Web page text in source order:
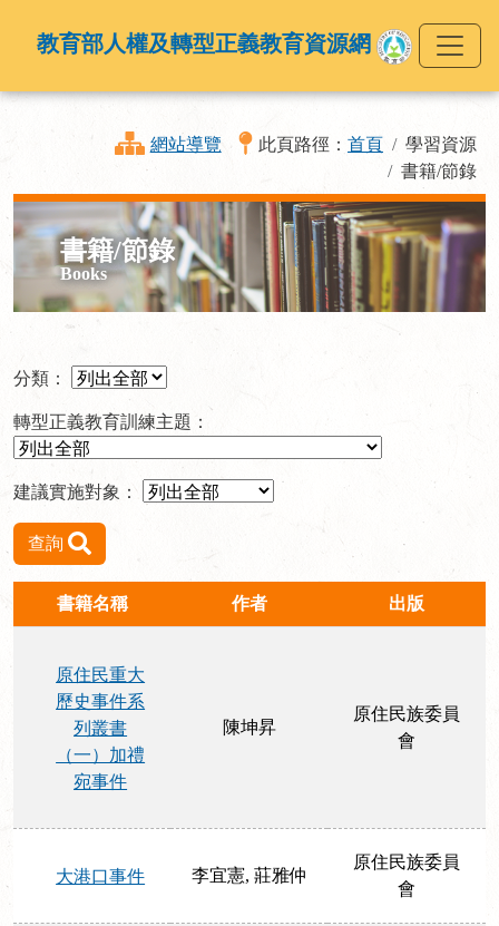
教育部人權及轉型正義教育資源網
網站導覽 此頁路徑： 首頁
學習資源
書籍/節錄
書籍/節錄
Books
分類：
轉型正義教育訓練主題：
建議實施對象：
查詢
書籍名稱 作者 出版
原住民重大
歷史事件系
列叢書
（一）加禮
宛事件
陳坤昇
原住民族委員
會
大港口事件 李宜憲, 莊雅仲
原住民族委員
會